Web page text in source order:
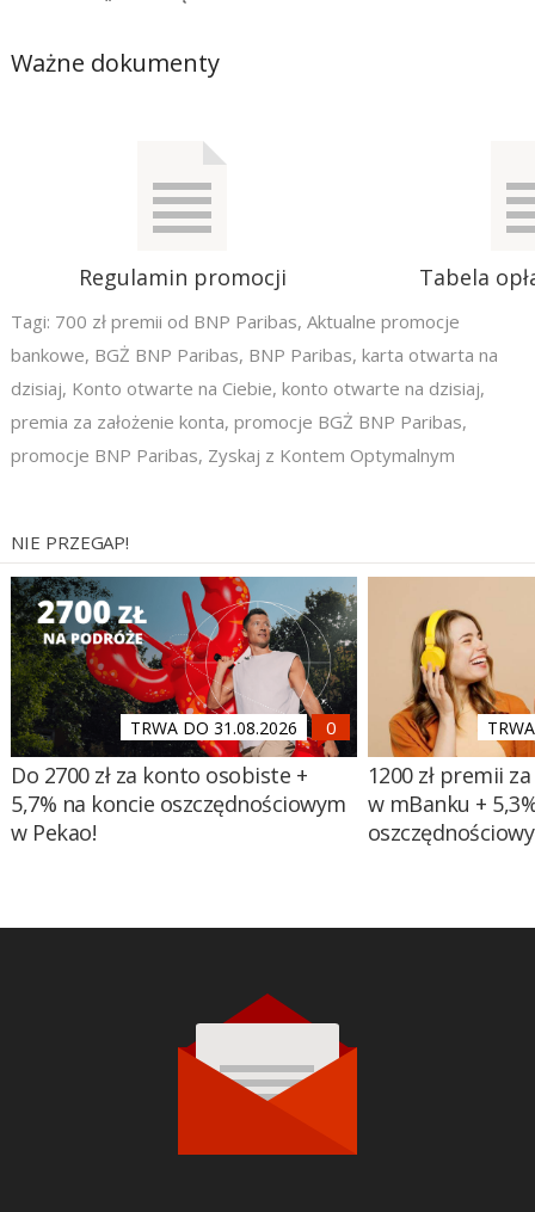
Ważne dokumenty
Regulamin promocji Tabela
Tagi: 700 zł premii od BNP Paribas, Aktualne promocje
bankowe, BGŻ BNP Paribas, BNP Paribas, karta otwarta na
dzisiaj, Konto otwarte na Ciebie, konto otwarte na dzisiaj,
premia za założenie konta, promocje BGŻ BNP Paribas,
promocje BNP Paribas, Zyskaj z Kontem Optymalnym
NIE PRZEGAP!
TRWA DO 31.08.2026
Do 2700 zł za konto osobiste +
5,7% na koncie oszczędnościowym
w Pekao!
1200 zł premii
w mBanku +